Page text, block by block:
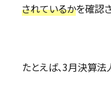
されているかを確認
たとえば、3月決算法